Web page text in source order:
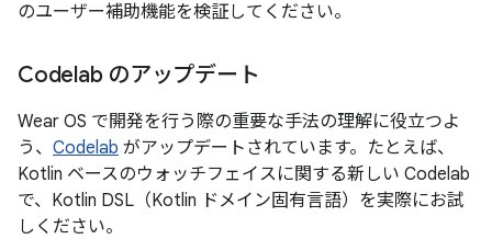
のユーザー補助機能を検証してください。
Codelab のアップデート
Wear OS で開発を行う際の重要な手法の理解に役立つよ
う、 Codelab がアップデートされています。たとえば、
Kotlin ベースのウォッチフェイスに関する新しい Codelab
で、Kotlin DSL（Kotlin ドメイン固有言語）を実際にお試
しください。